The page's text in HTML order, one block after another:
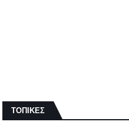
ΤΟΠΙΚΕΣ